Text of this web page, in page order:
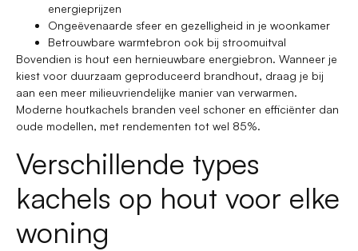
energieprijzen
Ongeëvenaarde sfeer en gezelligheid in je woonkamer
Betrouwbare warmtebron ook bij stroomuitval
Bovendien is hout een hernieuwbare energiebron. Wanneer je
kiest voor duurzaam geproduceerd brandhout, draag je bij
aan een meer milieuvriendelijke manier van verwarmen.
Moderne houtkachels branden veel schoner en efficiënter dan
oude modellen, met rendementen tot wel 85%.
Verschillende types
kachels op hout voor elke
woning